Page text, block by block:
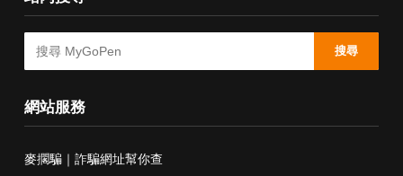
搜尋
網站服務
麥擱騙｜詐騙網址幫你查